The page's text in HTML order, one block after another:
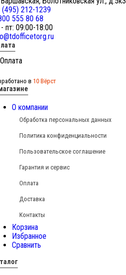
(495) 212-1239
555 80 68
пт: 09:00-18:00
в 10 Вёрст
О компании
Обработка персональных данных
Политика конфиденциальности
Пользовательское соглашение
Гарантия и сервис
Оплата
Доставка
Контакты
Корзина
Избранное
Сравнить